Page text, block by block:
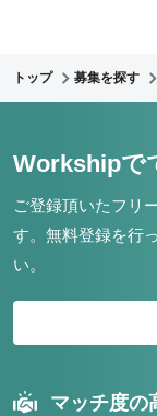
トップ 募集を探す
Workshipで
ご登録頂いたフリ
す。 無料登録を行
い。
マッチ度の